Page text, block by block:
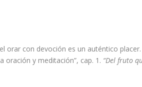
orar con devoción es un auténtico
oración y meditación”, cap. 1. “Del fruto